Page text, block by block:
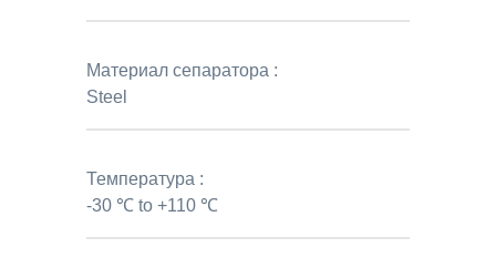
Материал сепаратора :
Steel
Температура :
-30 ℃ to +110 ℃